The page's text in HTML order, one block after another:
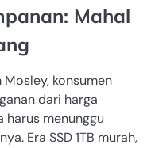
Mahal
konsumen
dari harga
menunggu
Era SSD 1TB murah,